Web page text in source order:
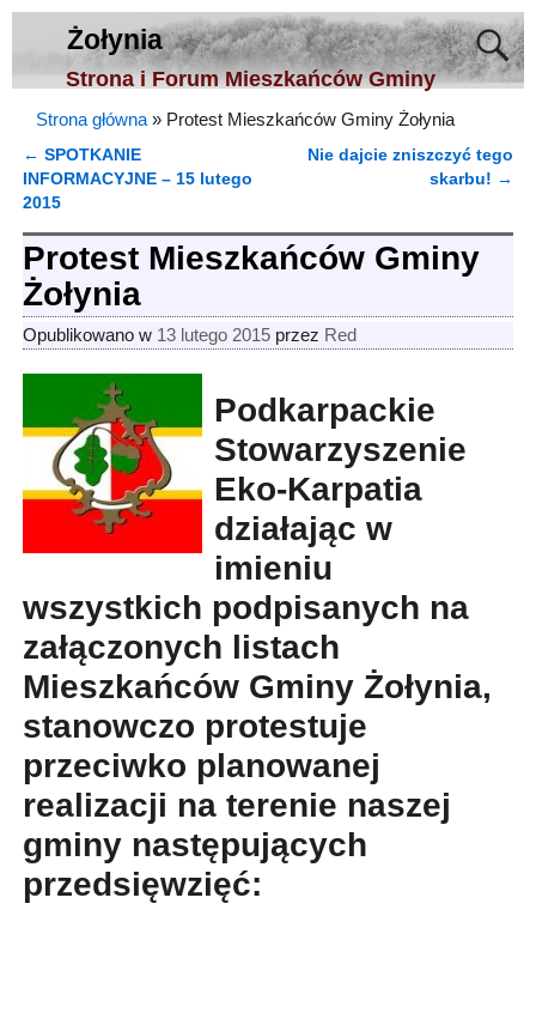
Żołynia
Strona i Forum Mieszkańców Gminy
Strona główna » Protest Mieszkańców Gminy Żołynia
Nawigacja
← SPOTKANIE
INFORMACYJNE – 15 lutego
2015
Nie dajcie zniszczyć tego
skarbu! →
Protest Mieszkańców Gminy
Żołynia
Opublikowano w 13 lutego 2015 przez Red
Podkarpackie
Stowarzyszenie
Eko-Karpatia
działając w
imieniu
wszystkich podpisanych na
załączonych listach
Mieszkańców Gminy Żołynia,
stanowczo protestuje
przeciwko planowanej
realizacji na terenie naszej
gminy następujących
przedsięwzięć: